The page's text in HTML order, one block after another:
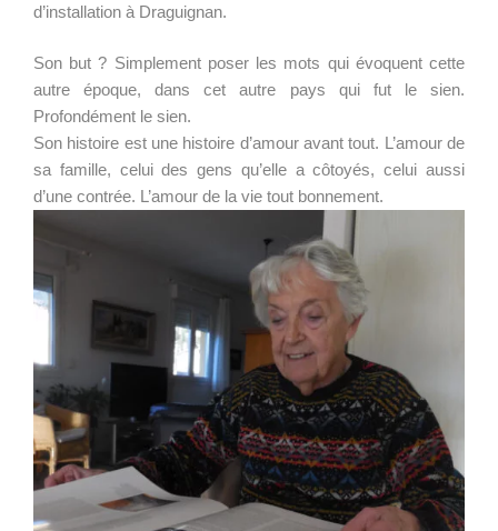
d’installation à Draguignan.
Son but ? Simplement poser les mots qui évoquent cette
autre époque, dans cet autre pays qui fut le sien.
Profondément le sien.
Son histoire est une histoire d’amour avant tout. L’amour de
sa famille, celui des gens qu’elle a côtoyés, celui aussi
d’une contrée. L’amour de la vie tout bonnement.